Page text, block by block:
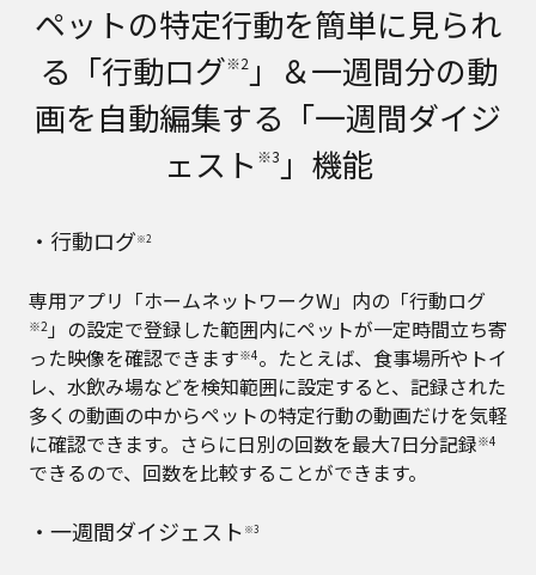
ペットの特定行動を簡単に見られ
る「行動ログ※2」＆一週間分の動
画を自動編集する「一週間ダイジ
ェスト ※3 」機能
・行動ログ※2
専用アプリ「ホームネットワークW」内の「行動ログ
※2」の設定で登録した範囲内にペットが一定時間立ち寄
った映像を確認できます※4。たとえば、食事場所やトイ
レ、水飲み場などを検知範囲に設定すると、記録された
多くの動画の中からペットの特定行動の動画だけを気軽
に確認できます。さらに日別の回数を最大7日分記録※4
できるので、回数を比較することができます。
・一週間ダイジェスト ※3